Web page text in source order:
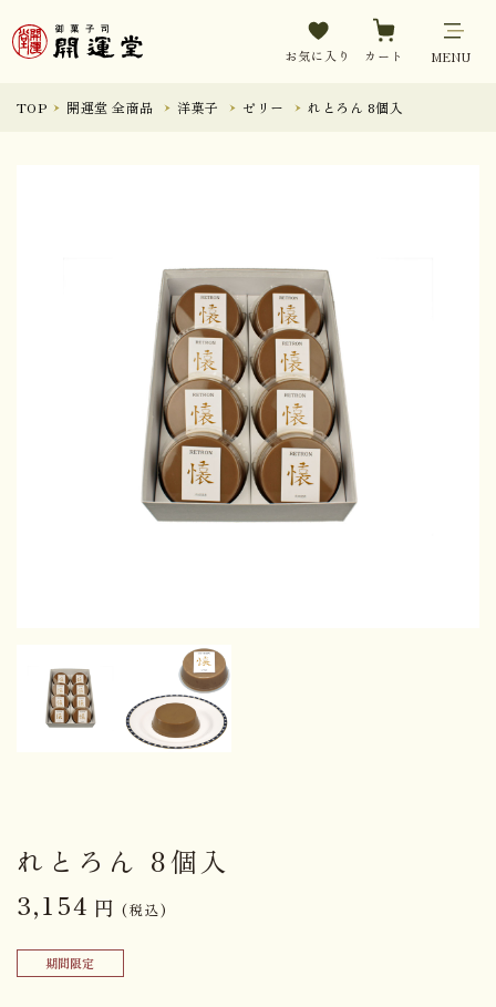
お気に入り カート MENU
TOP 開運堂 全商品 洋菓子 ゼリー れとろん 8個入
れとろん 8個入
3,154 円 (税込)
期間限定